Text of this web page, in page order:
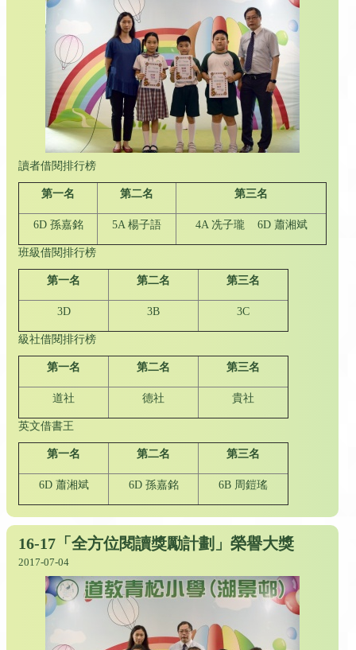
讀者借閱排行榜
第一名 第二名 第三名
6D 孫嘉銘 5A 楊子語 4A 冼子瓏 6D 蕭湘斌
班級借閱排行榜
第一名 第二名 第三名
3D 3B 3C
級社借閱排行榜
第一名 第二名 第三名
道社 德社 貴社
英文借書王
第一名 第二名 第三名
6D 蕭湘斌 6D 孫嘉銘 6B 周鎧瑤
16-17「全方位閱讀獎勵計劃」榮譽大獎
2017-07-04